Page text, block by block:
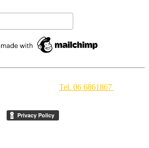
Tel. 06 6861867